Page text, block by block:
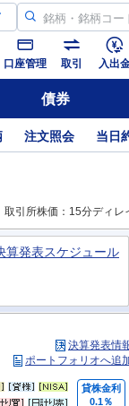
口座管理 取引 入出
債券
注文照会 当日
取引所株価：15分ディレ
算発表スケジュール
決算発表情
ポートフォリオへ追
貸株金利
0.1％